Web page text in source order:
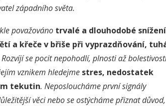
západního světa.
považováno trvalé a dlouhodobé snížení
a křeče v břiše při vyprazdňování,
Rozvíjí sepocit nepohodlí, plnostiaž bolestivost
vznikem hledejme stres, nedostatek
tekutin. Neposloucháme první signály
věci nebo se ostýcháme přiznat důvod,